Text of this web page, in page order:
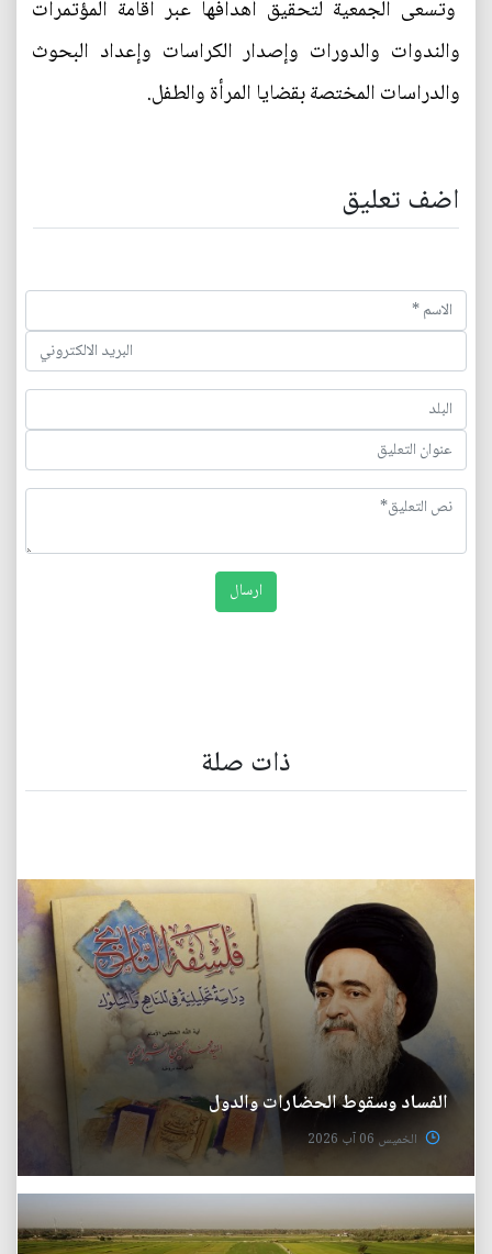
وتسعى الجمعية لتحقيق أهدافها عبر اقامة المؤتمرات
والندوات والدورات وإصدار الكراسات وإعداد البحوث
والدراسات المختصة بقضايا المرأة والطفل.
اضف تعليق
ذات صلة
الفساد وسقوط الحضارات والدول
الخميس 06 آب 2026